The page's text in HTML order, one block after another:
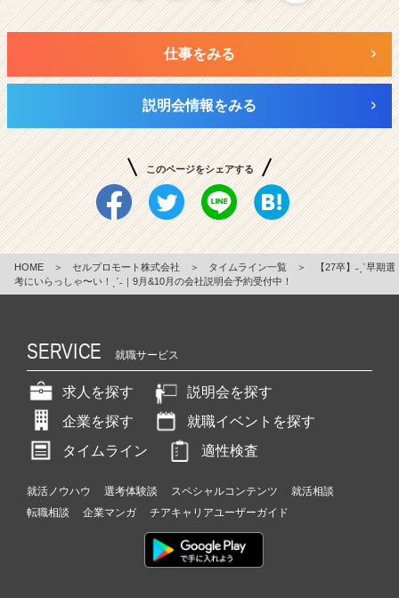
仕事をみる
説明会情報をみる
このページをシェアする
HOME ＞ セルプロモート株式会社 ＞ タイムライン一覧 ＞
【27卒】˗ˏˋ早期選
考にいらっしゃ〜い！ˎˊ˗｜9月&10月の会社説明会予約受付中！
SERVICE 就職サービス
求人を探す
説明会を探す
企業を探す
就職イベントを探す
タイムライン
適性検査
就活ノウハウ 選考体験談 スペシャルコンテンツ
就活相談
転職相談
企業マンガ チアキャリアユーザーガイド